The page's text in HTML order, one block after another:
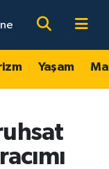
Yaşam